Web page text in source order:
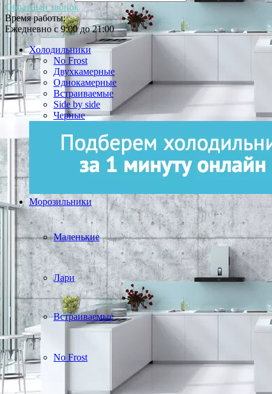
Обратный звонок
Время работы:
Ежедневно с 9:00 до 21:00
Холодильники
No Frost
Двухкамерные
Однокамерные
Встраиваемые
Side by side
Черные
Морозильники
Маленькие
Лари
Встраиваемые
No Frost